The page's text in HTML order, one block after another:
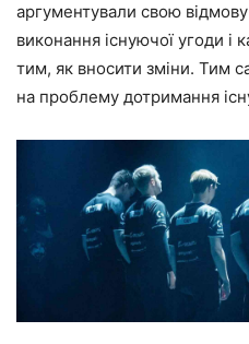
аргументували свою
виконання існуючої угоди і
тим, як вносити зміни. Тим
на проблему дотримання